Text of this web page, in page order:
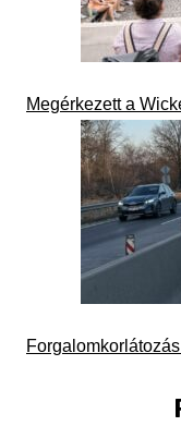
Megérkezett a